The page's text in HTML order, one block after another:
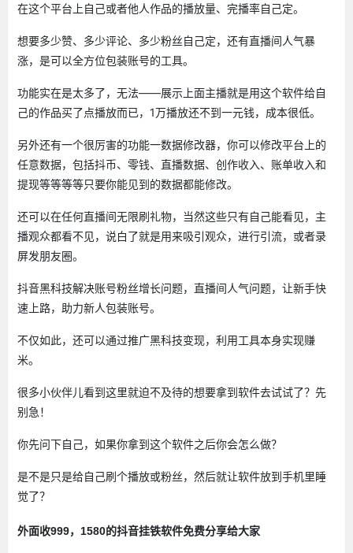
在这个平台上自己或者他人作品的播放量、完播率自己定。
想要多少赞、多少评论、多少粉丝自己定，还有直播间人气暴
涨，是可以全方位包装账号的工具。
功能实在是太多了，无法——展示上面主播就是用这个软件给自
己的作品买了点播放而已，1万播放还不到一元钱，成本很低。
另外还有一个很厉害的功能一数据修改器，你可以修改平台上的
任意数据，包括抖币、零钱、直播数据、创作收入、账单收入和
提现等等等等只要你能见到的数据都能修改。
还可以在任何直播间无限刷礼物，当然这些只有自己能看见，主
播观众都看不见，说白了就是用来吸引观众，进行引流，或者录
屏发朋友圈。
抖音黑科技解决账号粉丝增长问题，直播间人气问题，让新手快
速上路，助力新人包装账号。
不仅如此，还可以通过推广黑科技变现，利用工具本身实现赚
米。
很多小伙伴儿看到这里就迫不及待的想要拿到软件去试试了？先
别急！
你先问下自己，如果你拿到这个软件之后你会怎么做？
是不是只是给自己刷个播放或粉丝，然后就让软件放到手机里睡
觉了？
外面收999，1580的抖音挂铁软件免费分享给大家